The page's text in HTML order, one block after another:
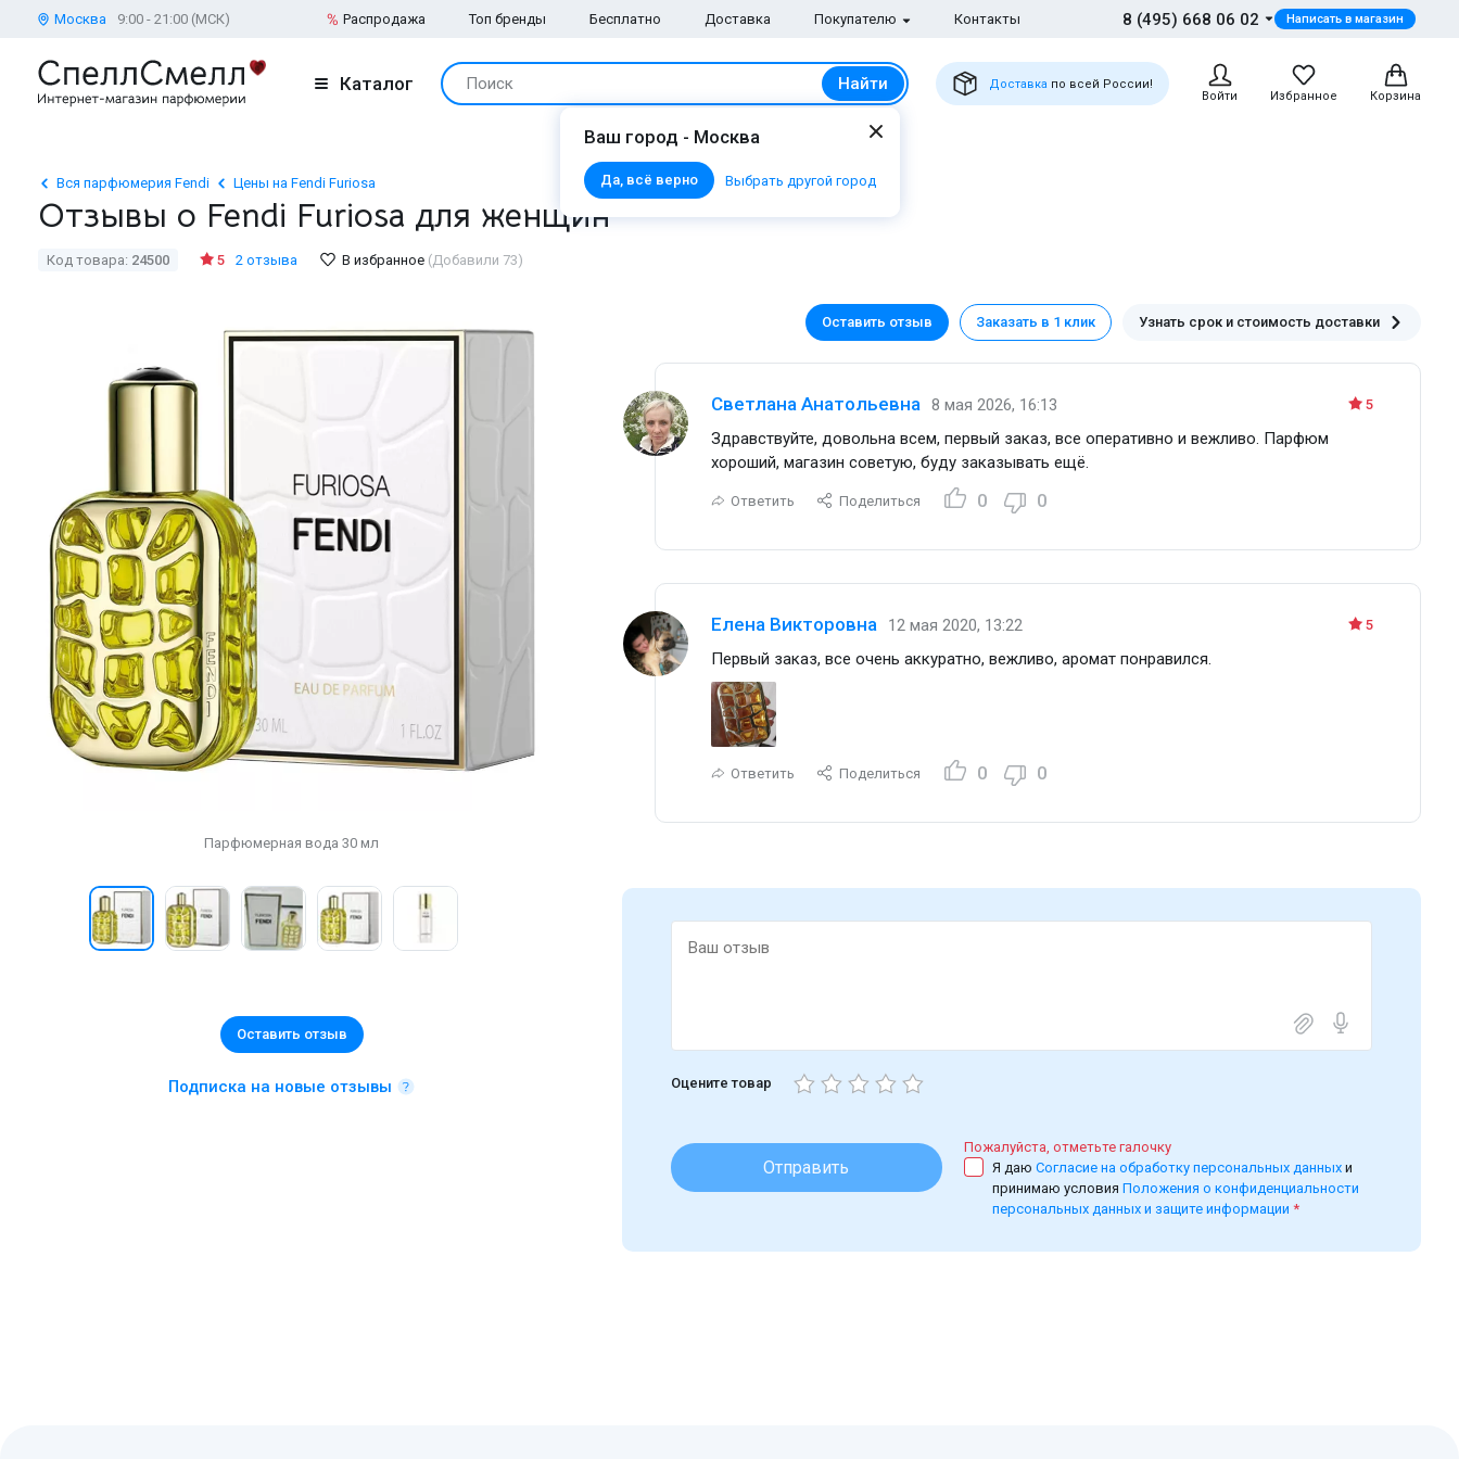
Москва 9:00 - 21:00 (МСК) Распродажа Топ бренды Бесплатно Доставка Покупателю Контакты 8 (495) 668 06 02 Написать в магазин
Каталог Поиск Найти Доставка по всей России!
Войти
Избранное Корзина
Ваш город - Москва
Да, всё верно Выбрать другой город
Вся парфюмерия Fendi Цены на Fendi Furiosa
Отзывы о Fendi Furiosa для женщин
Код товара: 24500 5 2 отзыва В избранное (Добавили 73)
Парфюмерная вода 30 мл
Оставить отзыв
Подписка на новые отзывы
Оставить отзыв Заказать в 1 клик Узнать срок и стоимость доставки
5
Светлана Анатольевна
8 мая 2026, 16:13
Здравствуйте, довольна всем, первый заказ, все оперативно и вежливо. Парфюм
хороший, магазин советую, буду заказывать ещё.
Ответить Поделиться 0 0
5
Елена Викторовна
12 мая 2020, 13:22
Первый заказ, все очень аккуратно, вежливо, аромат понравился.
Ответить Поделиться 0 0
Оцените товар
Отправить
Пожалуйста, отметьте галочку
Я даю Согласие на обработку персональных данных и
принимаю условия Положения о конфиденциальности
персональных данных и защите информации *